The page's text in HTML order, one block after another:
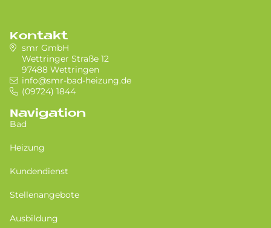
Kontakt
smr GmbH
Wettringer Straße 12
97488 Wettringen
info@smr-bad-heizung.de
(09724) 1844
Navigation
Bad
Heizung
Kundendienst
Stellenangebote
Ausbildung